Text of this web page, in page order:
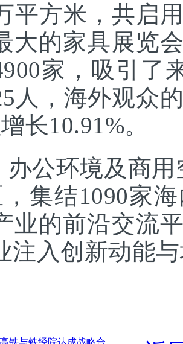
平方米，共启
大的家具展览
家，吸引了
人，海外观众
长10.91%。
办公环境及商
集结1090家
业的前沿交流
注入创新动能